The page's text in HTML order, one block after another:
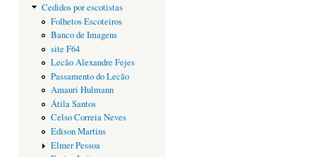
Cedidos por escotistas
Folhetos Escoteiros
Banco de Imagens
site F64
Lecão Alexandre Fejes
Passamento do Lecão
Amauri Hulmann
Átila Santos
Celso Correia Neves
Edison Martins
Elmer Pessoa